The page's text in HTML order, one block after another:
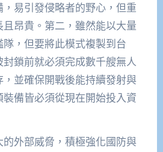
易引發侵略者的野心，但重
昂貴。第二，雖然能以大量
，但要將此模式複製到台
鎖前就必須完成數千艘無人
並確保開戰後能持續發射與
備皆必須從現在開始投入資
外部威脅，積極強化國防與